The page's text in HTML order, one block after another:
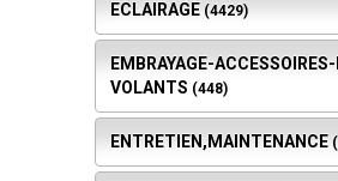
ECLAIRAGE (4429)
EMBRAYAGE-
VOLANTS (448)
ENTRETIEN,MAINTENANCE